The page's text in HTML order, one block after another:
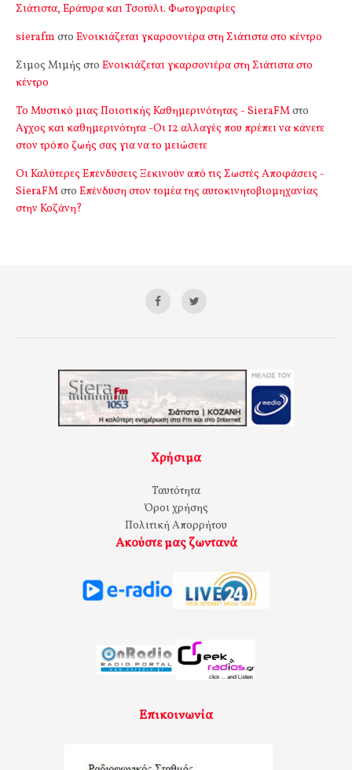
Σιάτιστα, Εράτυρα και Τσοτύλι. Φωτογραφίες
sierafm στο Ενοικιάζεται γκαρσονιέρα στη Σιάτιστα στο κέντρο
Σιμος Μιμής στο Ενοικιάζεται γκαρσονιέρα στη Σιάτιστα στο
κέντρο
Το Μυστικό μιας Ποιοτικής Καθημερινότητας - SieraFMστο
Αγχος και καθημερινότητα -Οι 12 αλλαγές που πρέπει να κάνετε
στον τρόπο ζωής σας για να το μειώσετε
Οι Καλύτερες Επενδύσεις Ξεκινούν από τις Σωστές Αποφάσεις -
SieraFMστο Επένδυση στον τομέα της αυτοκινητοβιομηχανίας
στην Κοζάνη?
Χρήσιμα
Ταυτότητα
Όροι χρήσης
Πολιτική Απορρήτου
Ακούστε μας ζωντανά
Επικοινωνία